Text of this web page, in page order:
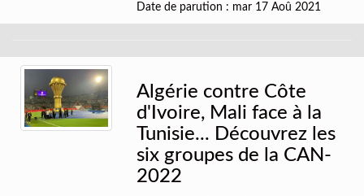
Date de parution : mar 17 Aoû 2021
Algérie contre Côte
d'Ivoire, Mali face à la
Tunisie... Découvrez les
six groupes de la CAN-
2022